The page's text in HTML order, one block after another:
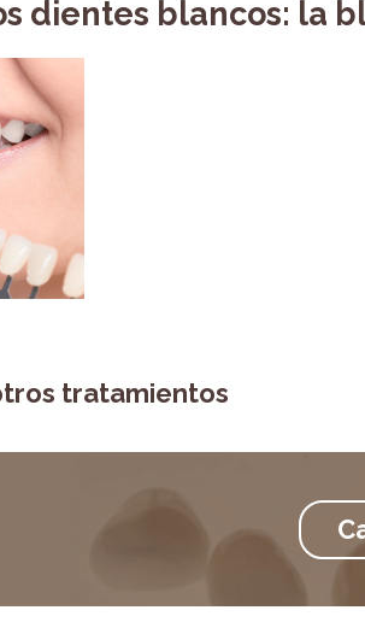
dientes blancos: la
tratamientos